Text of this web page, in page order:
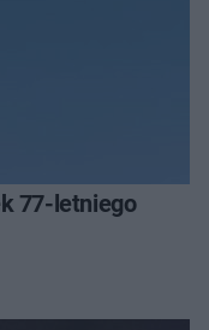
77-letniego